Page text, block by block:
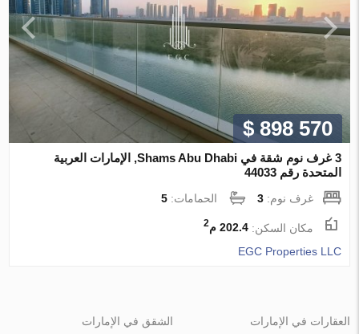
$ 898 570
3 غرف نوم شقة في Shams Abu Dhabi, الإمارات العربية
المتحدة رقم 44033
غرف نوم:3 الحمامات:5
مكان السكن:202.4 م 2
EGC Properties LLC
العقارات في الإمارات
الشقق في الإمارات